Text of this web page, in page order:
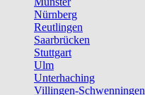
Nürnberg
Reutlingen
Saarbrücken
Stuttgart
Ulm
Unterhaching
Villingen-Schwenningen